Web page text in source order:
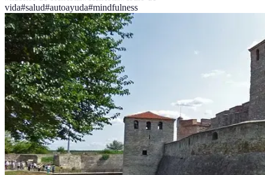
vida#salud#autoayuda#mindfulness